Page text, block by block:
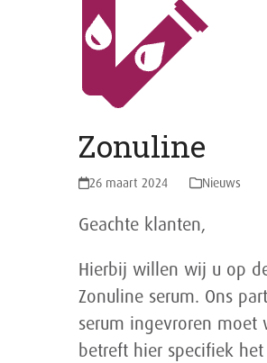
Zonuline
26 maart 2024 Nieuws
Geachte klanten,
Hierbij willen wij u op
Zonuline serum. Ons
serum ingevroren
betreft hier specifiek